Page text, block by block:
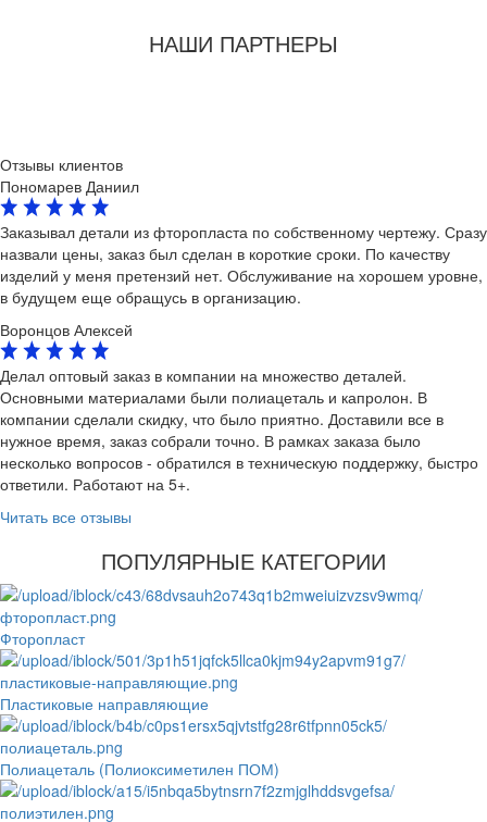
НАШИ ПАРТНЕРЫ
Отзывы клиентов
Пономарев Даниил
Заказывал детали из фторопласта по собственному чертежу. Сразу
назвали цены, заказ был сделан в короткие сроки. По качеству
изделий у меня претензий нет. Обслуживание на хорошем уровне,
в будущем еще обращусь в организацию.
Воронцов Алексей
Делал оптовый заказ в компании на множество деталей.
Основными материалами были полиацеталь и капролон. В
компании сделали скидку, что было приятно. Доставили все в
нужное время, заказ собрали точно. В рамках заказа было
несколько вопросов - обратился в техническую поддержку, быстро
ответили. Работают на 5+.
Читать все отзывы
ПОПУЛЯРНЫЕ КАТЕГОРИИ
Фторопласт
Пластиковые направляющие
Полиацеталь (Полиоксиметилен ПОМ)